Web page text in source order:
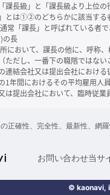
課⻑級」と「課⻑級より上位
とは①②のどちらかに該当する
常「課⻑」と呼ばれている者
の⻑
において、課⻑の他に、呼称
ただし、一番下の職階ではない
連結会社又は提出会社における
1年間におけるその平均雇用人員
は提出会社において、臨時従業
正確性、完全性、最新性、網
お問い合わせ当サ
© kaonavi,